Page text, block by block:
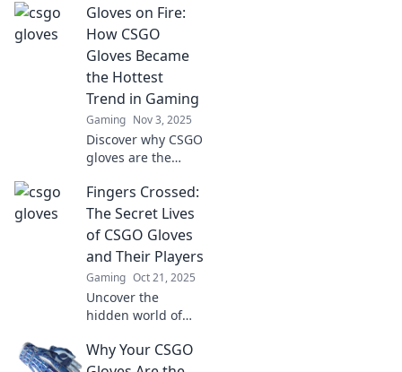
collecting! Uncover
rare finds and
learn tips to spark
joy in your
inventory today!
Gloves on Fire:
How CSGO
Gloves Became
the Hottest
Trend in Gaming
Gaming Nov 3, 2025
Discover why CSGO
gloves are the
statement in
gaming! Uncover
trends, prices, and
why everyone’s
talking about them
now!
Fingers Crossed:
The Secret Lives
of CSGO Gloves
and Their Players
Gaming Oct 21, 2025
Uncover the
hidden world of
Explore how these
Why Your CSGO